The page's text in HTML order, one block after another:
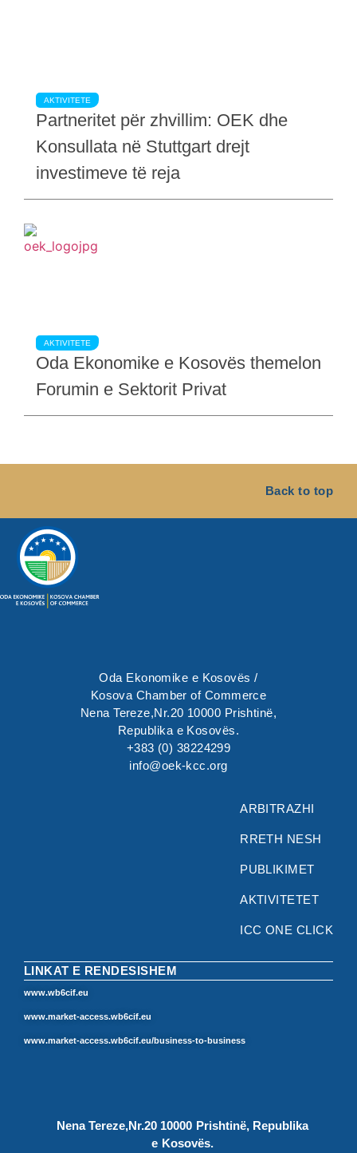
AKTIVITETE
Partneritet për zhvillim: OEK dhe
Konsullata në Stuttgart drejt
investimeve të reja
AKTIVITETE
Oda Ekonomike e Kosovës themelon
Forumin e Sektorit Privat
Back to top
Oda Ekonomike e Kosovës /
Kosova Chamber of Commerce
Nena Tereze,Nr.20 10000 Prishtinë,
Republika e Kosovës.
+383 (0) 38224299
info@oek-kcc.org
ARBITRAZHI
RRETH NESH
PUBLIKIMET
AKTIVITETET
ICC ONE CLICK
LINKAT E RENDESISHEM
www.wb6cif.eu
www.market-access.wb6cif.eu
www.market-access.wb6cif.eu/business-to-business
Nena Tereze,Nr.20 10000 Prishtinë, Republika
e Kosovës.